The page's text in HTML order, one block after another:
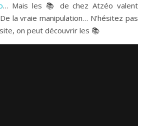
… Mais les 📚 de chez Atzéo valent
la vraie manipulation… N’hésitez pas
on peut découvrir les 📚